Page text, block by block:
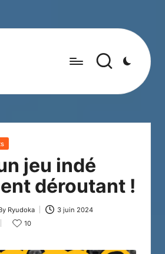
jeu indé
déroutant !
by
Ryudoka 3 juin 2024
10